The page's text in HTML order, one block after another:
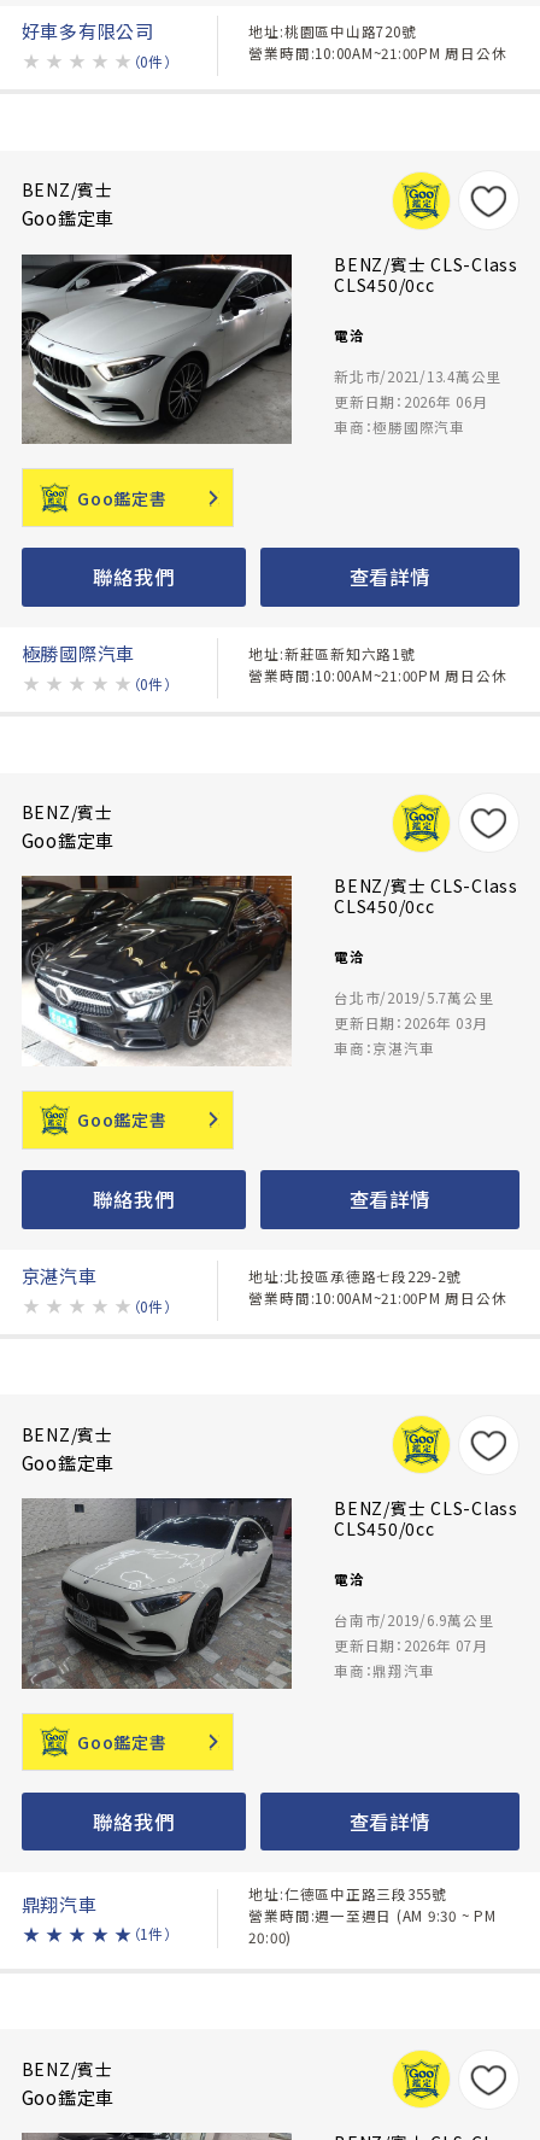
好車多有限公司
★ ★ ★ ★ ★ （0件）
地址:桃園區中山路720號
營業時間:10:00AM~21:00PM 周日公休
BENZ/賓士
Goo鑑定車
BENZ/賓士 CLS-Class
CLS450/0cc
電洽
新北市/2021/13.4萬公里
更新日期：2026年 06月
車商：極勝國際汽車
Goo鑑定書
聯絡我們 查看詳情
極勝國際汽車
★ ★ ★ ★ ★ （0件）
地址:新莊區新知六路1號
營業時間:10:00AM~21:00PM 周日公休
BENZ/賓士
Goo鑑定車
BENZ/賓士 CLS-Class
CLS450/0cc
電洽
台北市/2019/5.7萬公里
更新日期：2026年 03月
車商：京湛汽車
Goo鑑定書
聯絡我們 查看詳情
京湛汽車
★ ★ ★ ★ ★ （0件）
地址:北投區承德路七段229-2號
營業時間:10:00AM~21:00PM 周日公休
BENZ/賓士
Goo鑑定車
BENZ/賓士 CLS-Class
CLS450/0cc
電洽
台南市/2019/6.9萬公里
更新日期：2026年 07月
車商：鼎翔汽車
Goo鑑定書
聯絡我們 查看詳情
鼎翔汽車
★ ★ ★ ★ ★ （1件）
地址:仁德區中正路三段355號
營業時間:週一至週日 (AM 9:30 ~ PM
20:00)
BENZ/賓士
Goo鑑定車